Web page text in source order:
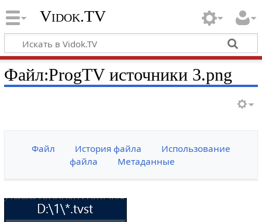
Vidok.TV
Файл:ProgTV источники 3.png
Файл История файла
Использование
файла
Метаданные